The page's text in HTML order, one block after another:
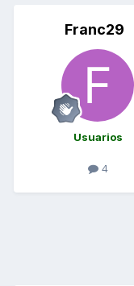
Franc29
Usuarios
4